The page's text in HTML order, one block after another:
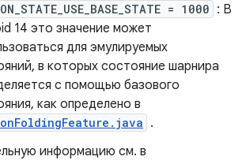
= 1000 : В
14 это значение может
для эмулируемых
в которых состояние шарнира
с помощью базового
как определено в
.
информацию см. в